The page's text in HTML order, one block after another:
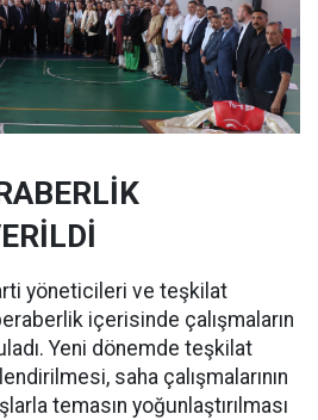
yöneticileri ve teşkilat
içerisinde çalışmaların
Yeni dönemde teşkilat
saha çalışmalarının
temasın yoğunlaştırılması